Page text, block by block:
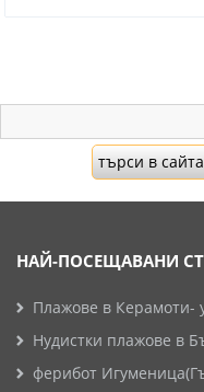
НАЙ-ПОСЕЩАВАНИ
Плажове в Керамоти-
Нудистки плажове в
ферибот